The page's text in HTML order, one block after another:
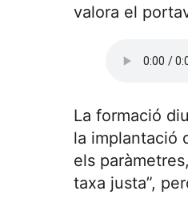
valora el
La formació
la implantació
els
taxa justa”,